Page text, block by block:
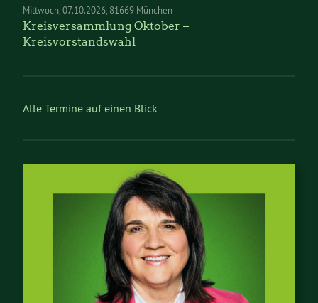
Mittwoch 07.10.2026 81669 München
Kreisversammlung Oktober –
Kreisvorstandswahl
Alle Termine auf einen Blick